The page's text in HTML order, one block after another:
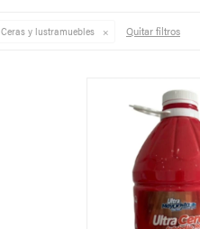
Ceras y lustramuebles Quitar filtros